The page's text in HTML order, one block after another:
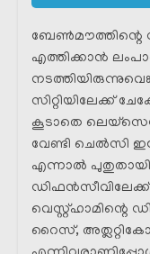
എത്തിക്കാൻ
സിറ്റിയിലേക്ക്
കൂടാതെ
വേണ്ടി ചെൽസി
എന്നാൽ
ഡിഫൻസീവിലേക്ക്
റൈസ്,